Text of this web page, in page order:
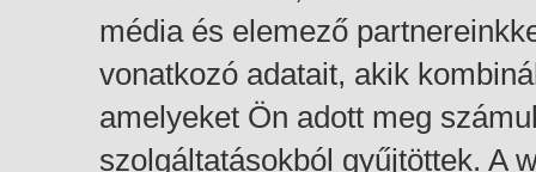
média és elemező
vonatkozó adatait, akik
amelyeket Ön adott meg
szolgáltatásokból gyűjtöttek. A